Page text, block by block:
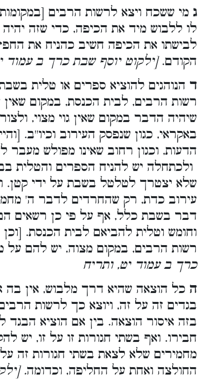
ג מי ששכח ויצא לרשות הרבים
לו ללבוש מיד את הכיפה, כדי שזה
לבישתו את הכיפה חשיב כהניח את
הקודם.[ילקוט יוסף שבת כרך ב עמוד
ד הנוהגים להוציא ספרים או טלית
רשות הרבים, לבית הכנסת, במקום שאין
שיהיה הדבר במקום שאין גוי מצוי,
באקראי, כגון שנפסק העירוב וכיו''ב.
הדעות, וכגון רחוב שאינו מפולש
ולכתחלה יש להניח הספרים והטלית
שלא יצטרך לטלטל בשבת על ידי קטן.
עירוב כדת, רק שהחרדים לדבר ה'
דבר בשבת כלל, אף על פי כן רשאים
וחומש וטלית להביאם לבית הכנסת. [וכן
רשות הרבים, במקום מצוה, יש להם על
כרך ב עמוד יט, ותריח
ה כל הוצאה שהיא דרך מלבוש, אין בה
בגדים זה על זה, ויוצא כך לרשות
בזה איסור הוצאה. בין אם הוציא הבגד
חבירו. ואף בשתי חגורות זו על זו, יש
מחמירים שלא לצאת בשתי חגורות זה
החולצה ואחת על החליפה, וכדומה.